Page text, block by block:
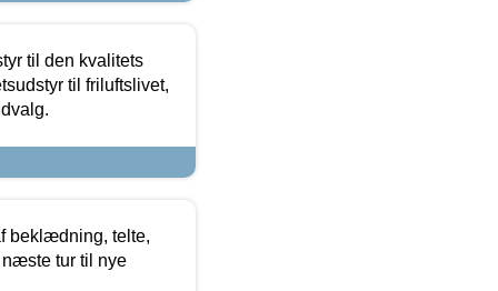
til den kvalitets
til friluftslivet,
beklædning, telte,
tur til nye